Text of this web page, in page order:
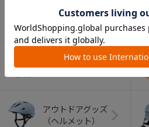
おはし・スプー
ン・フォーク
オーラルケア
アウトドアグッズ
（ヘルメット）